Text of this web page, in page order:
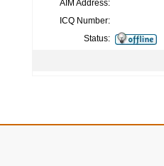
AIM Address:
ICQ Number:
Status: